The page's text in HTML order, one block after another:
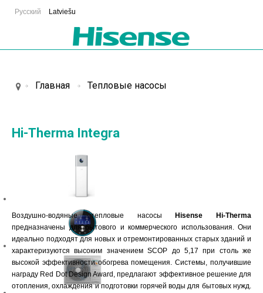
Русский Latviešu
Главная Тепловые насосы
Hi-Therma Integra
Воздушно-водяные тепловые насосы
Hisense Hi-Therma
предназначены для бытового и коммерческого использования. Они
идеально подходят для новых и отремонтированных старых зданий и
характеризуются высоким значениемSCOP до 5,17 при столь же
высокой эффективности обогрева помещения. Системы, получившие
награду Red Dot Design Award, предлагают эффективное решение для
отопления, охлаждения и подготовки горячей воды для бытовых нужд.